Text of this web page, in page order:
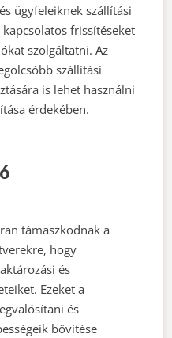
ügyfeleiknek szállítási
frissítéseket
szolgáltatni. Az
szállítási
is lehet használni
érdekében.
támaszkodnak a
hogy
és
Ezeket a
és
bővítése